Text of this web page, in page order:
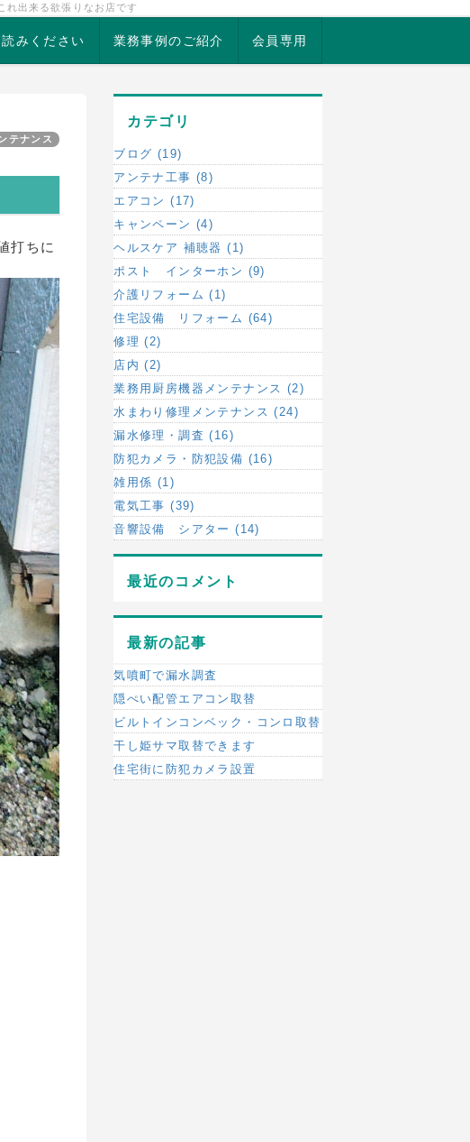
出来る欲張りなお店です
みください 業務事例のご紹介 会員専用
テナンス
打ちに
カテゴリ
ブログ (19)
アンテナ工事 (8)
エアコン (17)
キャンペーン (4)
ヘルスケア 補聴器 (1)
ポスト インターホン (9)
介護リフォーム (1)
住宅設備 リフォーム (64)
修理 (2)
店内 (2)
業務用厨房機器メンテナンス (2)
水まわり修理メンテナンス (24)
漏水修理・調査 (16)
防犯カメラ・防犯設備 (16)
雑用係 (1)
電気工事 (39)
音響設備 シアター (14)
最近のコメント
最新の記事
気噴町で漏水調査
隠ぺい配管エアコン取替
ビルトインコンベック・コンロ取替
干し姫サマ取替できます
住宅街に防犯カメラ設置